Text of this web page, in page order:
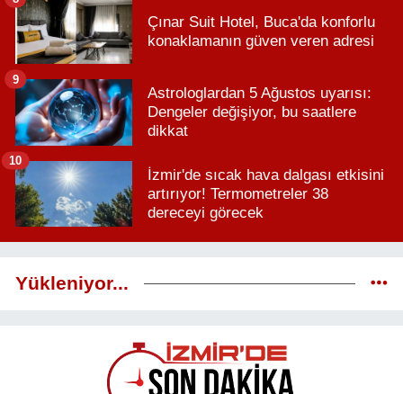
Çınar Suit Hotel, Buca'da konforlu
konaklamanın güven veren adresi
Astrologlardan 5 Ağustos uyarısı:
Dengeler değişiyor, bu saatlere
dikkat
9
İzmir'de sıcak hava dalgası etkisini
artırıyor! Termometreler 38
dereceyi görecek
10
Yükleniyor...